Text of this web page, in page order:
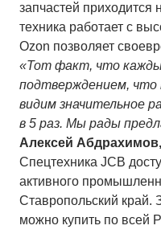
запчастей
техника работает с
Ozon позволяет
«Тот факт, что
подтверждением,
видим значительное
в 5 раз. Мы рады
Алексей
Спецтехника JCB
активного
Ставропольский край.
можно купить по всей